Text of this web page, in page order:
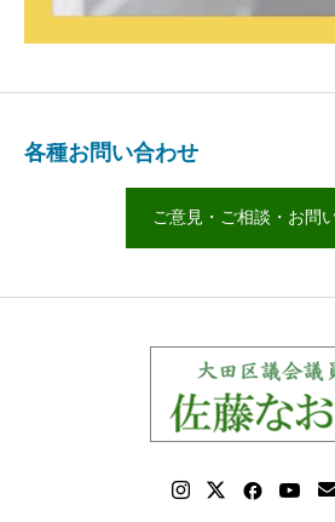
各種お問い合わせ
ご意見・ご相談・お問